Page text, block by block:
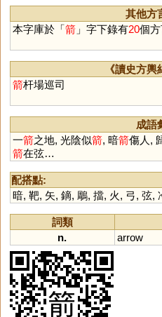
其他方
本字庫於「箭」字下錄有20個
《讀史方
箭杆場巡司
成語
一箭之地, 光陰似箭, 暗箭傷人,
箭在弦…
配搭點:
暗, 靶, 矢, 鏑, 鵰, 擋, 火, 弓, 弦,
詞類
n.
arrow